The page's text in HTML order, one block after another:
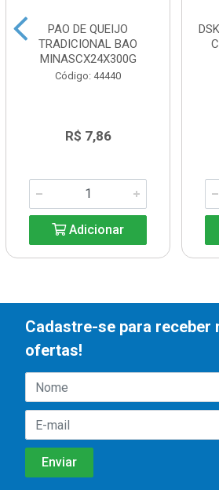
PAO DE QUEIJO
TRADICIONAL BAO
MINASCX24X300G
Código: 44440
R$ 7,86
Adicionar
Cadastre-se para receber
ofertas!